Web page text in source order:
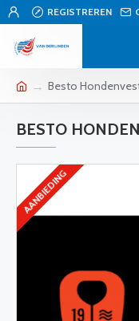
REGISTREREN
Besto
BESTO
AANBIEDING